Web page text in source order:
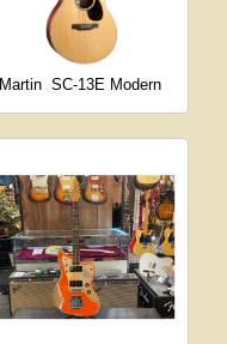
Martin SC-13E Modern